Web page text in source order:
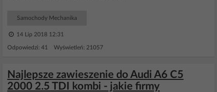
Samochody Mechanika
14 Lip 2018 12:31
Odpowiedzi: 41 Wyświetleń: 21057
Najlepsze zawieszenie do Audi A6 C5
2000 2.5 TDI kombi - jakie firmy